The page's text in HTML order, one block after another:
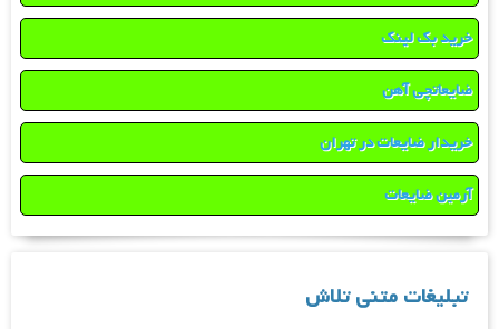
خرید بک لینک
ضایعاتچی آهن
خریدار ضایعات در تهران
آرمین ضایعات
تبلیغات متنی تلاش